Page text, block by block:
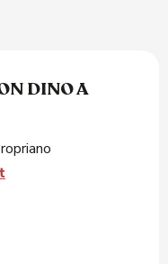
DINO A